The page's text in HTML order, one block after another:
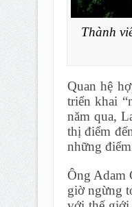
Thành
Quan hệ
triển khai
năm qua,
thị điểm
những
Ông Adam
giờ ngừng